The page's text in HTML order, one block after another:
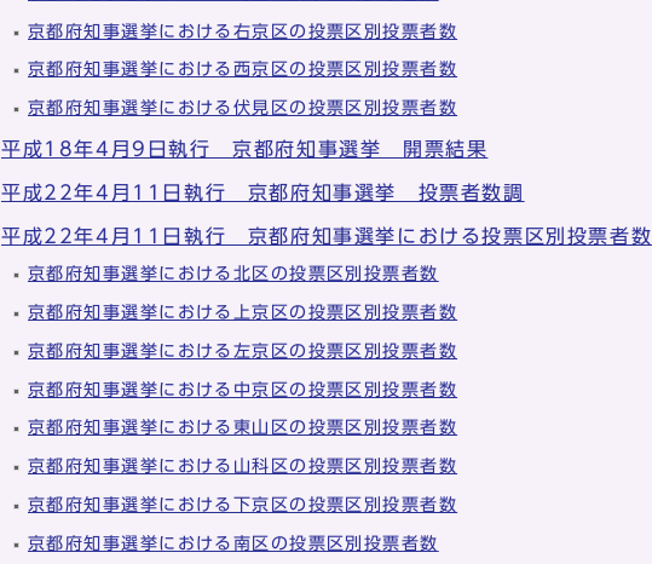
京都府知事選挙における右京区の投票区別投票者数
京都府知事選挙における西京区の投票区別投票者数
京都府知事選挙における伏見区の投票区別投票者数
平成18年4月9日執行 京都府知事選挙 開票結果
平成22年4月11日執行 京都府知事選挙 投票者数調
平成22年4月11日執行 京都府知事選挙における投票区別投票者数
京都府知事選挙における北区の投票区別投票者数
京都府知事選挙における上京区の投票区別投票者数
京都府知事選挙における左京区の投票区別投票者数
京都府知事選挙における中京区の投票区別投票者数
京都府知事選挙における東山区の投票区別投票者数
京都府知事選挙における山科区の投票区別投票者数
京都府知事選挙における下京区の投票区別投票者数
京都府知事選挙における南区の投票区別投票者数